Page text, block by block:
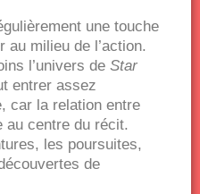
une touche
au milieu de l’action.
l’univers de Star
entrer assez
car la relation entre
au centre du récit.
les poursuites,
de